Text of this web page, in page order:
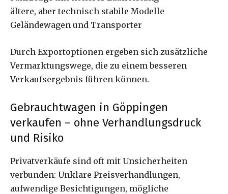
ältere, aber technisch stabile Modelle
Geländewagen und Transporter
Durch Exportoptionen ergeben sich zusätzliche
Vermarktungswege, die zu einem besseren
Verkaufsergebnis führen können.
Gebrauchtwagen in Göppingen
verkaufen – ohne Verhandlungsdruck
und Risiko
Privatverkäufe sind oft mit Unsicherheiten
verbunden: Unklare Preisverhandlungen,
aufwendige Besichtigungen, mögliche